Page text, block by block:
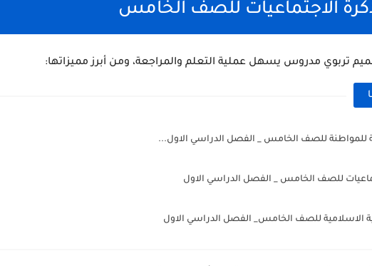
الاجتماعيات للصف الخامس
تربوي مدروس يسهل عملية التعلم والمراجعة، ومن أبرز مميزاتها:
للمواطنة للصف الخامس _ الفصل الدراسي الاول...
للصف الخامس _ الفصل الدراسي الاول
الاسلامية للصف الخامس_ الفصل الدراسي الاول